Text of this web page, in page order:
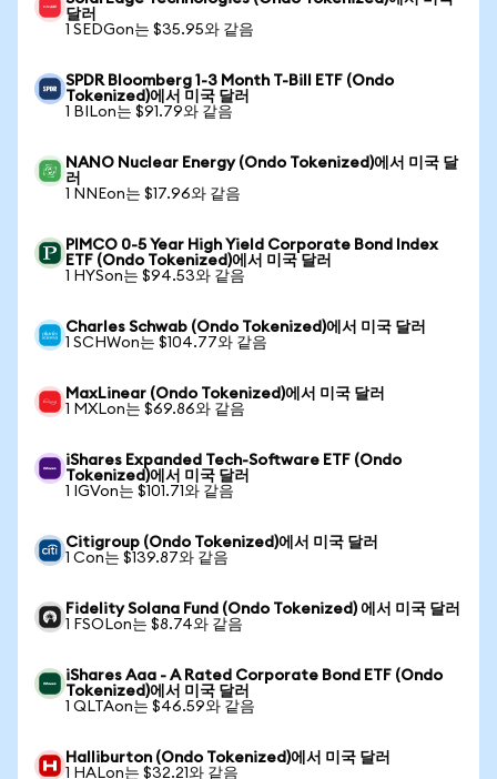
달러
1 SEDGon는 $35.95와 같음
SPDR Bloomberg 1-3 Month T-Bill ETF (Ondo
Tokenized)에서 미국 달러
1 BILon는 $91.79와 같음
NANO Nuclear Energy (Ondo Tokenized)에서 미국 달
러
1 NNEon는 $17.96와 같음
PIMCO 0-5 Year High Yield Corporate Bond Index
ETF (Ondo Tokenized)에서 미국 달러
1 HYSon는 $94.53와 같음
Charles Schwab (Ondo Tokenized)에서 미국 달러
1 SCHWon는 $104.77와 같음
MaxLinear (Ondo Tokenized)에서 미국 달러
1 MXLon는 $69.86와 같음
iShares Expanded Tech-Software ETF (Ondo
Tokenized)에서 미국 달러
1 IGVon는 $101.71와 같음
Citigroup (Ondo Tokenized)에서 미국 달러
1 Con는 $139.87와 같음
Fidelity Solana Fund (Ondo Tokenized) 에서 미국 달러
1 FSOLon는 $8.74와 같음
iShares Aaa - A Rated Corporate Bond ETF (Ondo
Tokenized)에서 미국 달러
1 QLTAon는 $46.59와 같음
Halliburton (Ondo Tokenized)에서 미국 달러
1 HALon는 $32.21와 같음